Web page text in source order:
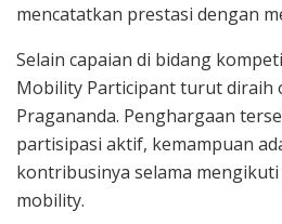
mencatatkan prestasi dengan
Selain capaian di bidang
Mobility Participant turut diraih
Pragananda. Penghargaan
partisipasi aktif, kemampuan
kontribusinya selama
mobility.